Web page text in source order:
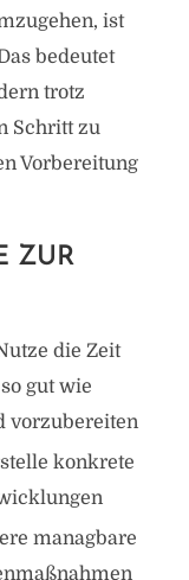
ist
bedeutet
trotz
Schritt zu
Vorbereitung
ZUR
die Zeit
gut wie
vorzubereiten
konkrete
managbare